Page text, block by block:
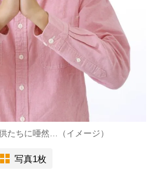
たちに唖然…（イメージ）
写真1枚